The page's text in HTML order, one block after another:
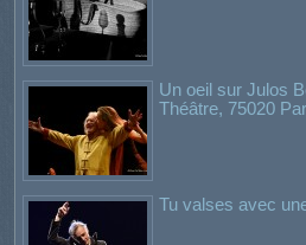
Un oeil sur Julos
Théâtre, 75020
Tu valses avec